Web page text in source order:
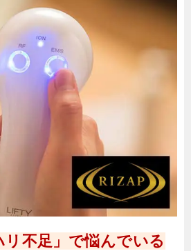
不足」で悩んでいる